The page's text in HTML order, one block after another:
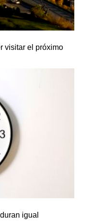
visitar el próximo
igual